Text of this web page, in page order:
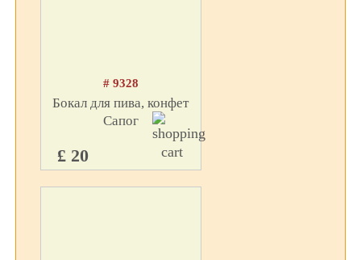
# 9328
Бокал для пива, конфет
Сапог
£ 20